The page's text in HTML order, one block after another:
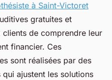
à Saint-Victoret
gratuites et
de comprendre leur
financier. Ces
sont réalisées par des
ajustent les solutions